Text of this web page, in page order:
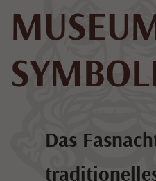
Das